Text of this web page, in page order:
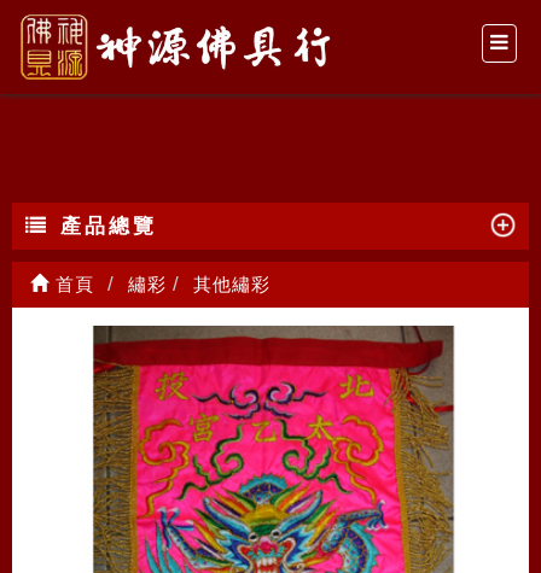
其他繡彩
產品總覽
首頁 繡彩 其他繡彩